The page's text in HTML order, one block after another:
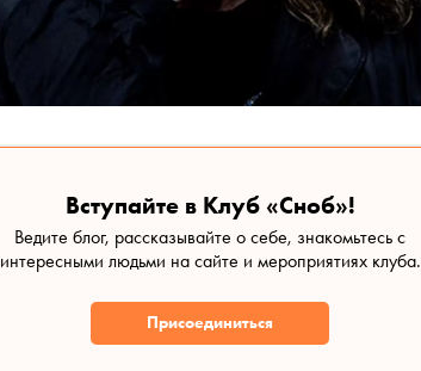
Вступайте в Клуб «Сноб»!
Ведите блог, рассказывайте о себе, знакомьтесь с
интересными людьми на сайте и мероприятиях клуба.
Присоединиться